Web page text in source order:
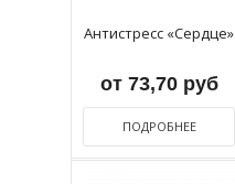
Антистресс «Сердце»
от 73,70 руб
ПОДРОБНЕЕ